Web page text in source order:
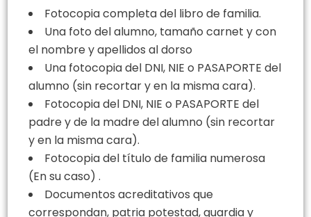
Fotocopia completa del libro de familia.
Una foto del alumno, tamaño carnet y con
el nombre y apellidos al dorso
Una fotocopia del DNI, NIE o PASAPORTE del
alumno (sin recortar y en la misma cara).
Fotocopia del DNI, NIE o PASAPORTE del
padre y de la madre del alumno (sin recortar
y en la misma cara).
Fotocopia del título de familia numerosa
(En su caso) .
Documentos acreditativos que
correspondan, patria potestad, guardia y